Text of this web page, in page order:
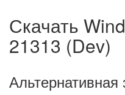
Скачать
21313 (Dev)
Альтернативная